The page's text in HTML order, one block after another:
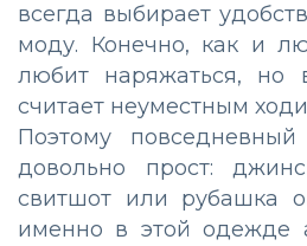
всегда выбирает
моду. Конечно, как и
любит наряжаться, но
считает неуместным
Поэтому
довольно прост:
свитшот или рубашка
именно в этой одежде